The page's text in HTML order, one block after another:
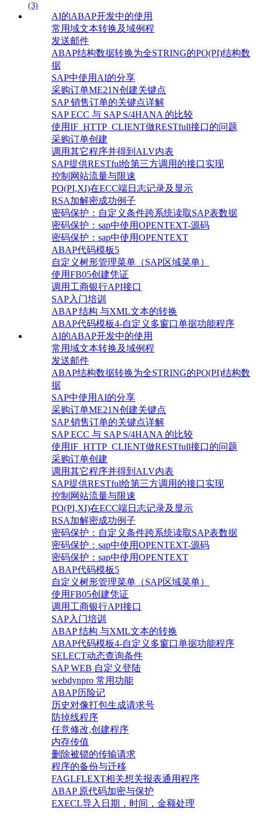
(3)
AI的ABAP开发中的使用
常用域文本转换及域例程
发送邮件
ABAP结构数据转换为全STRING的PO(PI)结构数
据
SAP中使用AI的分享
采购订单ME21N创建关键点
SAP 销售订单的关键点详解
SAP ECC 与 SAP S/4HANA 的比较
使用IF_HTTP_CLIENT做RESTfull接口的问题
采购订单创建
调用其它程序并得到ALV内表
SAP提供RESTful给第三方调用的接口实现
控制网站流量与限速
PO(PI,XI)在ECC端日志记录及显示
RSA加解密成功例子
密码保护：自定义条件跨系统读取SAP表数据
密码保护：sap中使用OPENTEXT-源码
密码保护：sap中使用OPENTEXT
ABAP代码模板5
自定义树形管理菜单（SAP区域菜单）
使用FB05创建凭证
调用工商银行API接口
SAP入门培训
ABAP 结构 与XML文本的转换
ABAP代码模板4-自定义多窗口单据功能程序
AI的ABAP开发中的使用
常用域文本转换及域例程
发送邮件
ABAP结构数据转换为全STRING的PO(PI)结构数
据
SAP中使用AI的分享
采购订单ME21N创建关键点
SAP 销售订单的关键点详解
SAP ECC 与 SAP S/4HANA 的比较
使用IF_HTTP_CLIENT做RESTfull接口的问题
采购订单创建
调用其它程序并得到ALV内表
SAP提供RESTful给第三方调用的接口实现
控制网站流量与限速
PO(PI,XI)在ECC端日志记录及显示
RSA加解密成功例子
密码保护：自定义条件跨系统读取SAP表数据
密码保护：sap中使用OPENTEXT-源码
密码保护：sap中使用OPENTEXT
ABAP代码模板5
自定义树形管理菜单（SAP区域菜单）
使用FB05创建凭证
调用工商银行API接口
SAP入门培训
ABAP 结构 与XML文本的转换
ABAP代码模板4-自定义多窗口单据功能程序
SELECT动态查询条件
SAP WEB 自定义登陆
webdynpro 常用功能
ABAP历险记
历史对像打包生成请求号
防掉线程序
任意修改,创建程序
内存传值
删除被锁的传输请求
程序的备份与迁移
FAGLFLEXT相关想关报表通用程序
ABAP 原代码加密与保护
EXECL导入日期，时间，金额处理